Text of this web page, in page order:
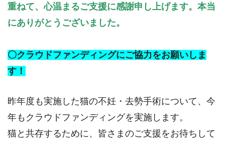
重ねて、心温まるご支援に感謝申し上げます。本当
にありがとうございました。
〇クラウドファンディングにご協力をお願いしま
す！
昨年度も実施した猫の不妊・去勢手術について、今
年もクラウドファンディングを実施します。
猫と共存するために、皆さまのご支援をお待ちして